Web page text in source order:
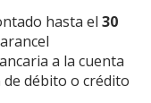
hasta el 30
a la cuenta
débito o crédito